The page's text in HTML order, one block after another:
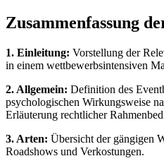
Zusammenfassung
1. Einleitung: Vorstellung der
in einem wettbewerbsintensiven
2. Allgemein: Definition des
psychologischen Wirkungsweise
Erläuterung rechtlicher
3. Arten: Übersicht der gängigen
Roadshows und Verkostungen.